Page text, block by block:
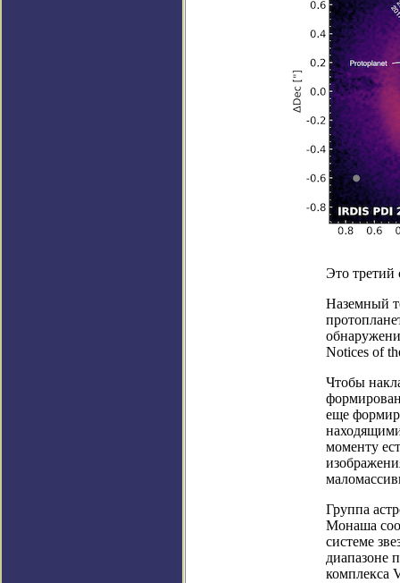
Это третий
Наземный
Notices of
Чтобы
еще
моменту
Группа
Монаша
системе
диапазоне
комплекса